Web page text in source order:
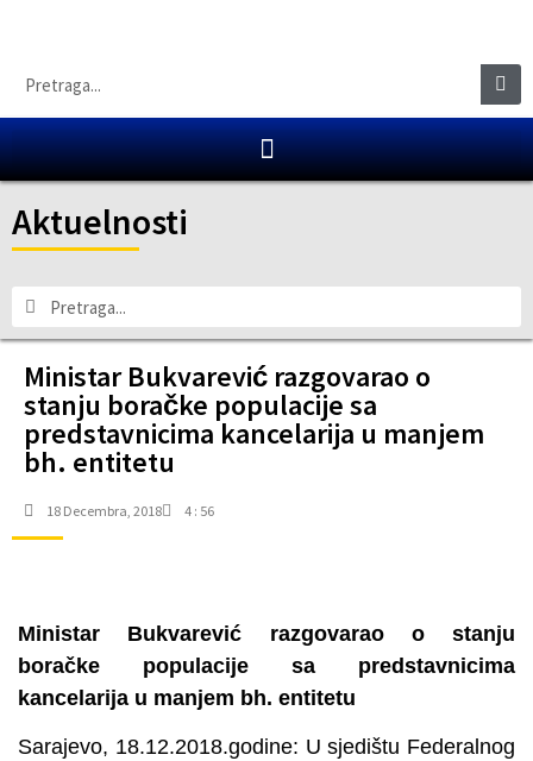
Aktuelnosti
Ministar Bukvarević razgovarao o
stanju boračke populacije sa
predstavnicima kancelarija u manjem
bh. entitetu
18 Decembra, 2018 4 : 56
Ministar Bukvarević razgovarao o stanju
boračke populacije sa predstavnicima
kancelarija u manjem bh. entitetu
Sarajevo, 18.12.2018.godine: U sjedištu Federalnog